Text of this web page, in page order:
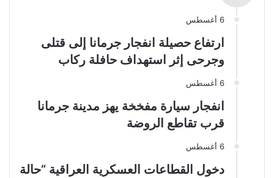
6 أغسطس
ارتفاع حصيلة انفجار جرمانا إلى قتلى
وجرحى إثر استهداف حافلة ركاب
6 أغسطس
انفجار سيارة مفخخة يهز مدينة جرمانا
قرب تقاطع الروضة
6 أغسطس
دخول القطاعات العسكرية العراقية “حالة